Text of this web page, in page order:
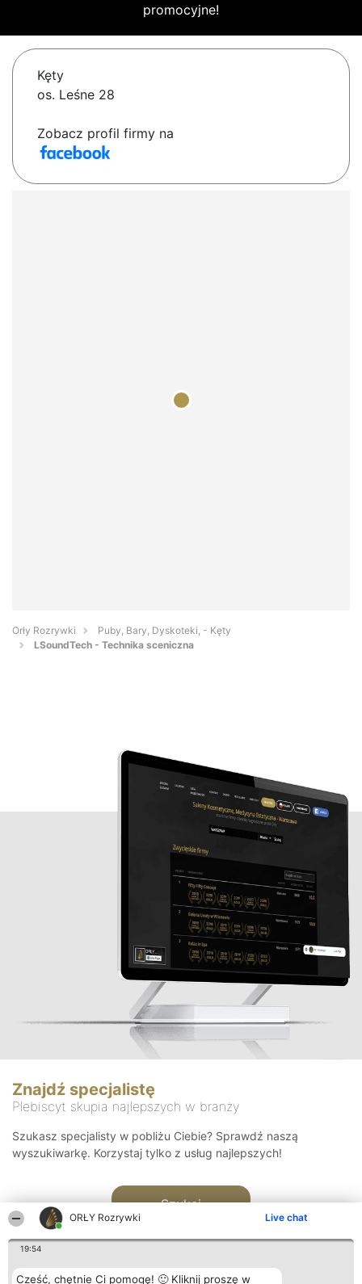
ORŁY Rozrywki Live chat
19:54
Cześć, chętnie Ci pomogę! 🙂 Kliknij proszę w
promocyjne!
Kęty
os. Leśne 28
Zobacz profil firmy na
Orły Rozrywki
Puby, Bary, Dyskoteki, - Kęty
LSoundTech - Technika sceniczna
Znajdź specjalistę
Plebiscyt skupia najlepszych w branży
Szukasz specjalisty w pobliżu Ciebie? Sprawdź naszą
wyszukiwarkę. Korzystaj tylko z usług najlepszych!
Szukaj